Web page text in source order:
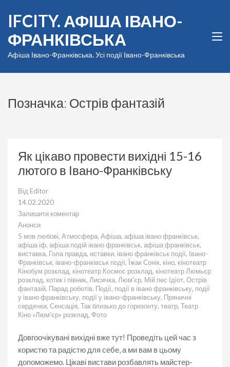
вмісту
(натисніть
Enter)
IFCITY. АФІША ІВАНО-
ФРАНКІВСЬКА
Афіша Івано-Франківська. Усі події Івано-Франківська
Позначка: Острів фантазій
Як цікаво провести вихідні 15-16
лютого в Івано-Франківську
Від Editor
14.02.2020
Залишити коментар
до
цікаво
провести
вихідні
15-
16
лютого
в
Івано-
Франківську
Анонси
5 мов любові, Атмосфера, Афіша, афіша івано франківськ,
афіша іф, афіша подій івано франківськ, афіша франківськ,
виставка, Гола правда, иставки, івано франківськ події, Івано-
Франківськ, івано-франківськ події, Їжак Сонік, кіно, кінотеатр
Кінобум розклад, кінотеатр Космос розклад, кінотеатр Люмьєр
розклад, котик і півник, Лисичка, Люм'єр, Мій пес Ідіот, Острів
фантазій, Парад роботів, Події, події в івано франківську, події
у івано франківську, події у івано-франківську, Пряничні
сердечки, Сенсація, Так близько до горизонту, театр, Театр
Кіно «Люм'єр» розклад, Фото
Довгоочікувані вихідні вже тут! Проведіть цей час з
користю та радістю для себе, а ми вам в цьому
допоможемо. Цікаві вистави розбавлять майстер-